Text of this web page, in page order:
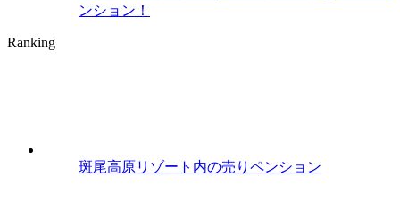
ンション！
Ranking
斑尾高原リゾート内の売りペンション